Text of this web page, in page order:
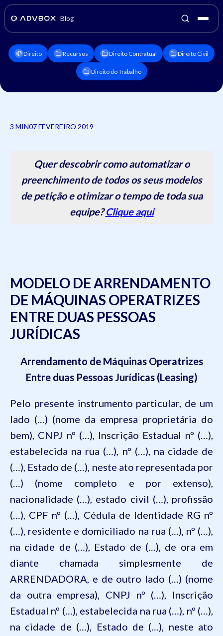
Blog
Direito Recursos Direito Contratual Direito Civil
Direito do Trabalho
3 MIN07 FEVEREIRO 2019
Quer descobrir como automatizar o
preenchimento de todos os seus modelos
de petição e otimizar o tempo de toda sua
equipe?Clique aqui
MODELO DE ARRENDAMENTO
DE MÁQUINAS OPERATRIZES
ENTRE DUAS PESSOAS
JURÍDICAS
Arrendamento de Máquinas Operatrizes
Entre duas Pessoas Jurídicas (Leasing)
Pelo presente instrumento particular, de um
lado (…) (nome da empresa proprietária do
bem), CNPJ nº (…), Inscrição Estadual nº (…),
estabelecida na rua (…), nº (…), na cidade de
(…), Estado de (…), neste ato representada por
(…) (nome completo e por extenso),
nacionalidade (…), estado civil (…), profissão
(…), CPF nº (…), Cédula de Identidade RG nº
(…), residente e domiciliado na rua (…), nº (…),
na cidade de (…), Estado de (…), de ora em
diante chamada simplesmente de
ARRENDADORA, e de outro lado (…) (nome
da outra empresa), CNPJ nº (…), Inscrição
Estadual nº (…), estabelecida na rua (…), nº (…),
na cidade de (…), Estado de (…), neste ato